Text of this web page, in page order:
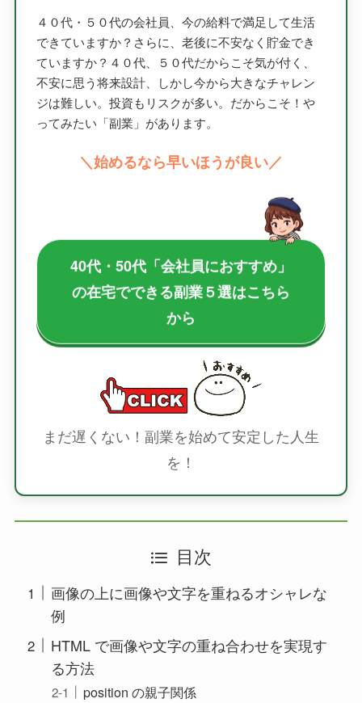
４０代・５０代の会社員、今の給料で満足して生活
できていますか？さらに、老後に不安なく貯金でき
ていますか？４０代、５０代だからこそ気が付く、
不安に思う将来設計、しかし今から大きなチャレン
ジは難しい。投資もリスクが多い。だからこそ！や
ってみたい「副業」があります。
＼始めるなら早いほうが良い／
40代・50代「会社員におすすめ」
の在宅でできる副業５選はこちら
から
まだ遅くない！副業を始めて安定した人生
を！
目次
画像の上に画像や文字を重ねるオシャレな
例
HTML で画像や文字の重ね合わせを実現す
る方法
position の親子関係